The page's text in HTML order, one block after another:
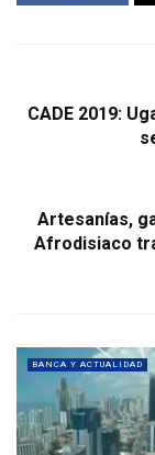
CADE 2019:
Artesanías,
Afrodisiaco
BANCA Y ACTUALIDAD